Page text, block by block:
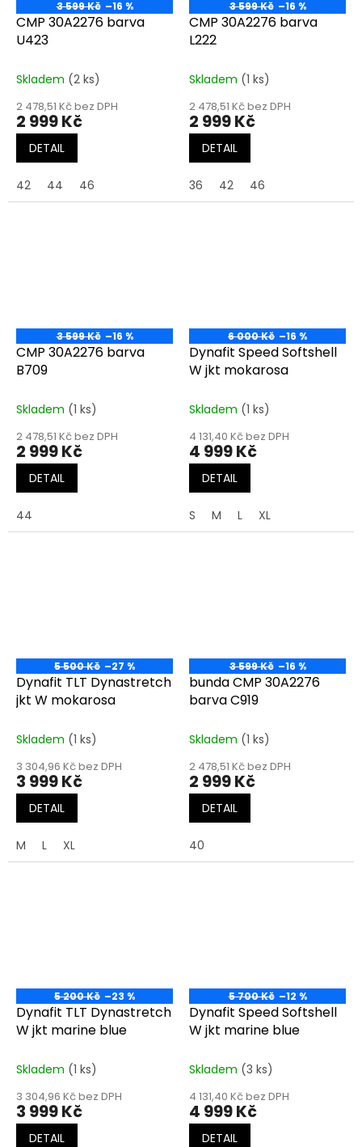
3 599 Kč –16 %
CMP 30A2276 barva
U423
Skladem (2 ks)
2 478,51 Kč bez DPH
2 999 Kč
DETAIL
42 44 46
3 599 Kč –16 %
CMP 30A2276 barva
L222
Skladem (1 ks)
2 478,51 Kč bez DPH
2 999 Kč
DETAIL
36 42 46
3 599 Kč –16 %
CMP 30A2276 barva
B709
Skladem (1 ks)
2 478,51 Kč bez DPH
2 999 Kč
DETAIL
44
6 000 Kč –16 %
Dynafit Speed Softshell
W jkt mokarosa
Skladem (1 ks)
4 131,40 Kč bez DPH
4 999 Kč
DETAIL
S M L XL
5 500 Kč –27 %
Dynafit TLT Dynastretch
jkt W mokarosa
Skladem (1 ks)
3 304,96 Kč bez DPH
3 999 Kč
DETAIL
M L XL
3 599 Kč –16 %
bunda CMP 30A2276
barva C919
Skladem (1 ks)
2 478,51 Kč bez DPH
2 999 Kč
DETAIL
40
5 200 Kč –23 %
Dynafit TLT Dynastretch
W jkt marine blue
Skladem (1 ks)
3 304,96 Kč bez DPH
3 999 Kč
DETAIL
5 700 Kč –12 %
Dynafit Speed Softshell
W jkt marine blue
Skladem (3 ks)
4 131,40 Kč bez DPH
4 999 Kč
DETAIL